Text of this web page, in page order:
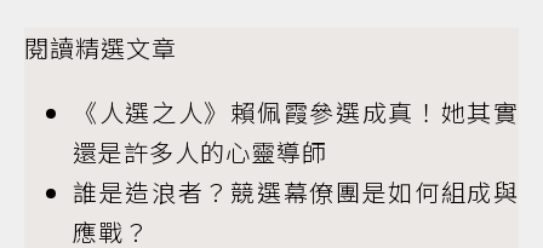
閱讀精選文章
《人選之人》賴佩霞參選成真！她其實
還是許多人的心靈導師
誰是造浪者？競選幕僚團是如何組成與
應戰？